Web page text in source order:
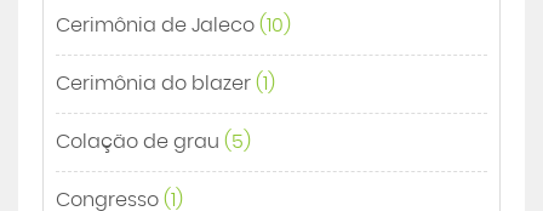
Cerimônia de Jaleco (10)
Cerimônia do blazer (1)
Colação de grau (5)
Congresso (1)